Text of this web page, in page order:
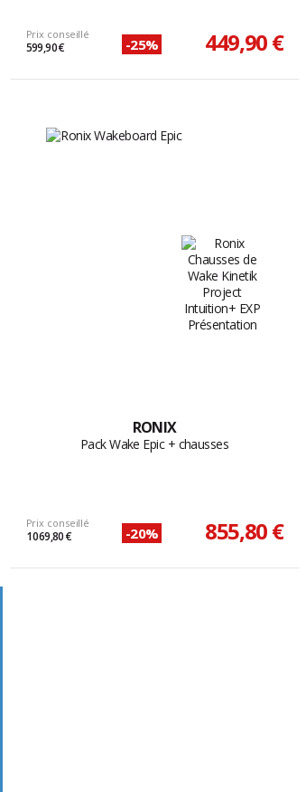
Prix conseillé
599,90 € -25% 449,90 €
RONIX
Pack Wake Epic + chausses
Prix conseillé
1 069,80 € -20% 855,80 €